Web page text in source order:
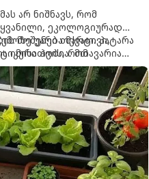
არ ნიშნავს, რომ
ეკოლოგიურად
უარი თქვათ. პატარა
იმისათვის, რომ
საიდანაც
არომატულ მწვანილსა
მოშენება მარტივი,
ჰობია. მთავარია
ეგუებიან
კარგად და როგორ